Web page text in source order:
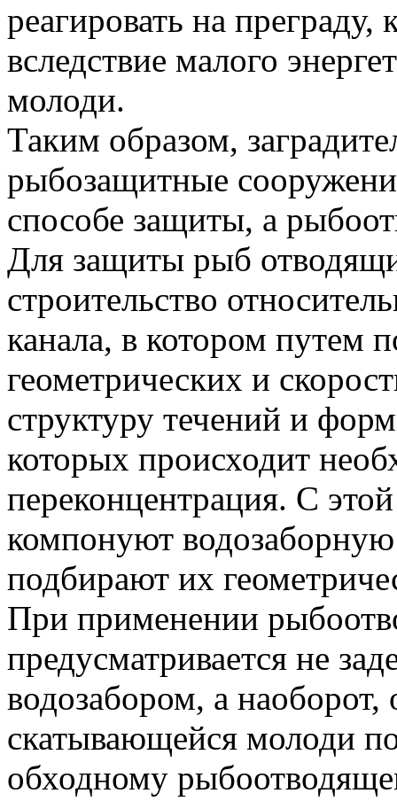
реагировать на преграду,
вследствие малого
молоди.
Таким образом,
рыбозащитные
способе защиты, а
Для защиты рыб
строительство
канала, в котором путем
геометрических и
структуру течений и
которых происходит
переконцентрация. С
компонуют
подбирают их
При применении
предусматривается не
водозабором, а наоборот,
скатывающейся молоди
обходному